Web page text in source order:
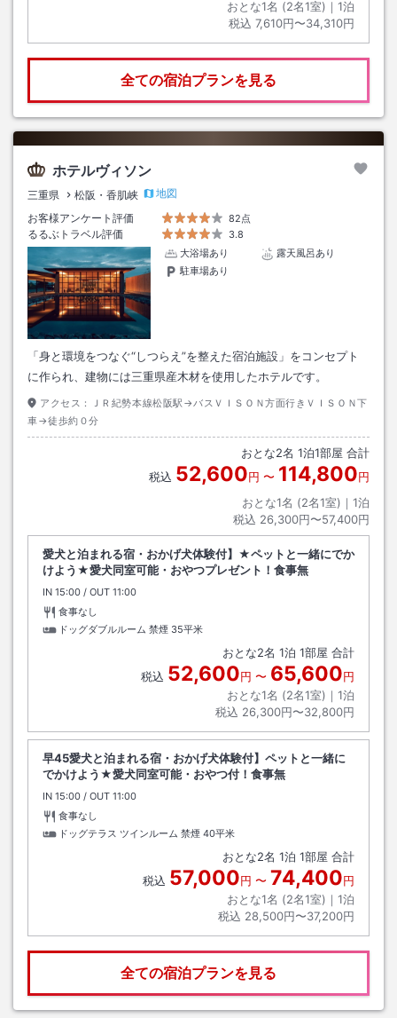
おとな1名 (2名1室)｜ 1泊
税込 7,610円〜34,310円
全ての宿泊プランを見る
ホテルヴィソン
三重県 松阪・香肌峡
地図
お客様アンケート評価
82点
るるぶトラベル評価
3.8
大浴場あり
露天風呂あり
駐車場あり
「身と環境をつなぐ“しつらえ”を整えた宿泊施設」をコンセプト
に作られ、建物には三重県産木材を使用したホテルです。
アクセス：
ＪＲ紀勢本線松阪駅→バスＶＩＳＯＮ方面行きＶＩＳＯＮ下
車→徒歩約０分
おとな2名 1泊1部屋 合計
税込 52,600円 〜 114,800円
おとな1名 (2名1室)｜ 1泊
税込 26,300円〜57,400円
愛犬と泊まれる宿・おかげ犬体験付】★ペットと一緒にでか
けよう★愛犬同室可能・おやつプレゼント！食事無
IN チェックイン
15:00 / OUT チェックアウト
11:00
食事なし
ドッグダブルルーム 禁煙 35平米
おとな2名 1泊 1部屋 合計
税込 52,600円 〜 65,600円
おとな1名 (2名1室)｜ 1泊
税込 26,300円〜32,800円
早45愛犬と泊まれる宿・おかげ犬体験付】ペットと一緒に
でかけよう★愛犬同室可能・おやつ付！食事無
IN チェックイン
15:00 / OUT チェックアウト
11:00
食事なし
ドッグテラス ツインルーム 禁煙 40平米
おとな2名 1泊 1部屋 合計
税込 57,000円 〜 74,400円
おとな1名 (2名1室)｜ 1泊
税込 28,500円〜37,200円
全ての宿泊プランを見る